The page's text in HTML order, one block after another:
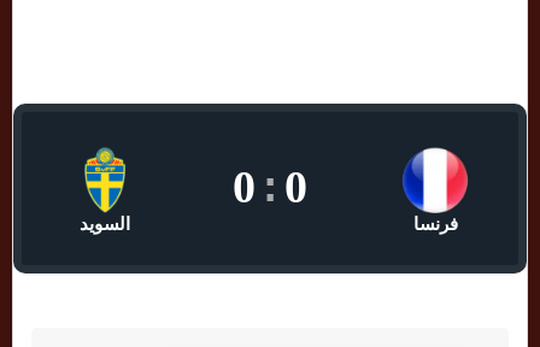
فرنسا
0
:
0
السويد